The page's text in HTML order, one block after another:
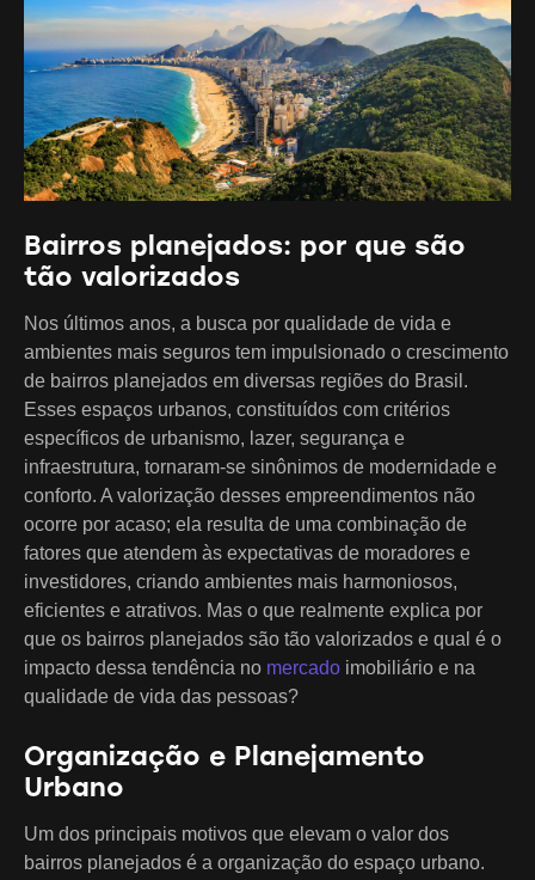
Bairros planejados: por que são
tão valorizados
Nos últimos anos, a busca por qualidade de vida e
ambientes mais seguros tem impulsionado o crescimento
de bairros planejados em diversas regiões do Brasil.
Esses espaços urbanos, constituídos com critérios
específicos de urbanismo, lazer, segurança e
infraestrutura, tornaram-se sinônimos de modernidade e
conforto. A valorização desses empreendimentos não
ocorre por acaso; ela resulta de uma combinação de
fatores que atendem às expectativas de moradores e
investidores, criando ambientes mais harmoniosos,
eficientes e atrativos. Mas o que realmente explica por
que os bairros planejados são tão valorizados e qual é o
impacto dessa tendência no mercado imobiliário e na
qualidade de vida das pessoas?
Organização e Planejamento
Urbano
Um dos principais motivos que elevam o valor dos
bairros planejados é a organização do espaço urbano.